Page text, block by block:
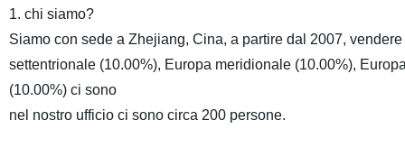
1. chi siamo?
Siamo con sede a Zhejiang, Cina, a partire dal 2007,
settentrionale (10.00%), Europa meridionale (10.00%),
(10.00%) ci sono
nel nostro ufficio ci sono circa 200 persone.